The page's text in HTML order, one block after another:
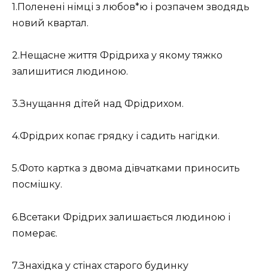
1.Поленені німці з любов*ю і розпачем зводядь
новий квартал.
2.Нещасне життя Фрідриха у якому тяжко
залишитися людиною.
3.Знущання дітей над Фрідрихом.
4.Фрідрих копає грядку і садить нагідки.
5.Фото картка з двома дівчатками приносить
посмішку.
6.Всетаки Фрідрих залишається людиною і
померає.
7.Знахідка у стінах старого будинку